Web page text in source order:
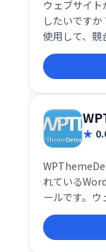
ウェブサイ
したいです
使用して、競
WordPress
れている
ールです。
情報（開発
ンの一覧を提
参考情報を